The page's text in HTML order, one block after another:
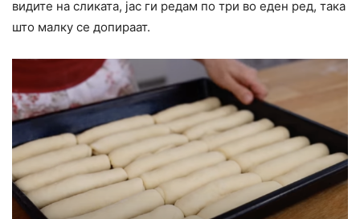
видите на сликата, јас ги редам по три во еден ред, така
што малку се допираат.